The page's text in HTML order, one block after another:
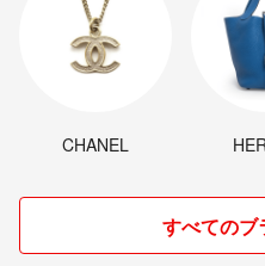
CHANEL
すべてのブ